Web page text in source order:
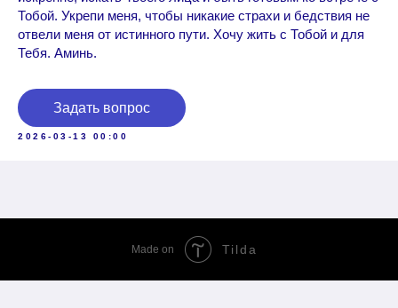
Тобой. Укрепи меня, чтобы никакие страхи и бедствия не
отвели меня от истинного пути. Хочу жить с Тобой и для
Тебя. Аминь.
Задать вопрос
2026-03-13 00:00
Made on Tilda